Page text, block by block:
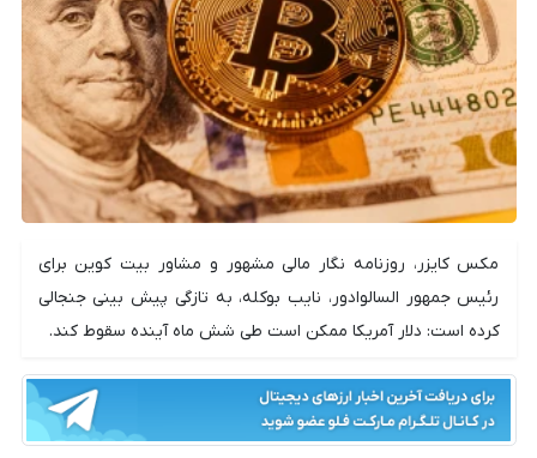
مکس کایزر، روزنامه نگار مالی مشهور و مشاور بیت کوین برای
رئیس جمهور السالوادور، نایب بوکله، به تازگی پیش بینی جنجالی
کرده است: دلار آمریکا ممکن است طی شش ماه آینده سقوط کند.